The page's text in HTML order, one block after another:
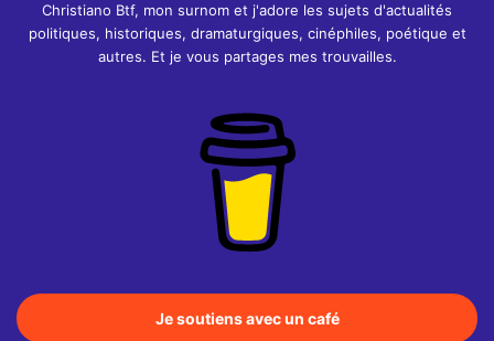
Christiano Btf, mon surnom et j'adore les sujets d'actualités
politiques, historiques, dramaturgiques, cinéphiles, poétique et
autres. Et je vous partages mes trouvailles.
Je soutiens avec un café